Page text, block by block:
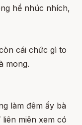
hề nhúc nhích,
cái chức gì to
mong.
làm đêm ấy bà
miên xem có